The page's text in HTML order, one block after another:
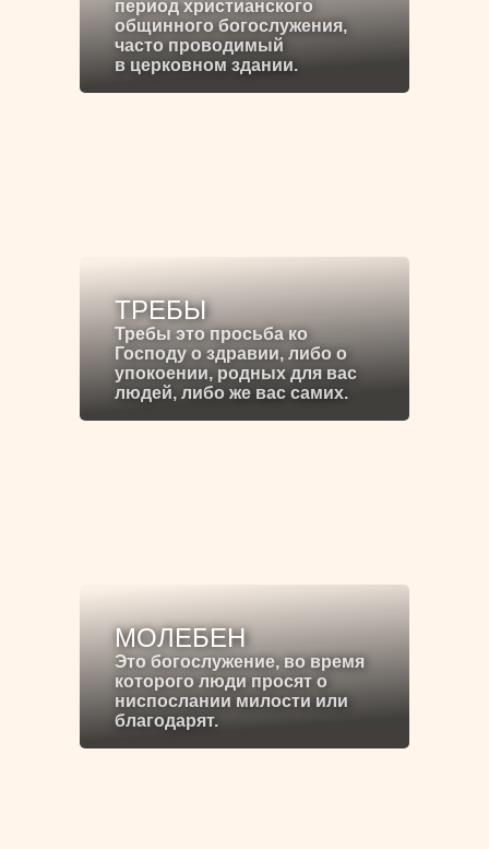
период христианского
общинного богослужения,
часто проводимый
в церковном здании.
ТРЕБЫ
Требы это просьба ко
Господу о здравии, либо о
упокоении, родных для вас
людей, либо же вас самих.
МОЛЕБЕН
Это богослужение, во время
которого люди просят о
ниспослании милости или
благодарят.